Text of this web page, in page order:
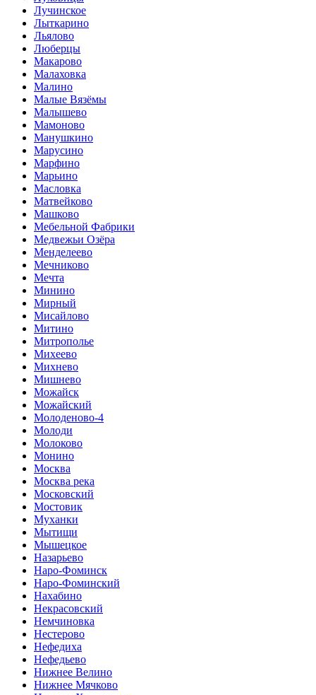
Лучинское
Лыткарино
Льялово
Люберцы
Макарово
Малаховка
Малино
Малые Вязёмы
Малышево
Мамоново
Манушкино
Марусино
Марфино
Марьино
Масловка
Матвейково
Машково
Мебельной Фабрики
Медвежьи Озёра
Менделеево
Мечниково
Мечта
Минино
Мирный
Мисайлово
Митино
Митрополье
Михеево
Михнево
Мишнево
Можайск
Можайский
Молоденово-4
Молоди
Молоково
Монино
Москва
Москва река
Московский
Мостовик
Муханки
Мытищи
Мышецкое
Назарьево
Наро-Фоминск
Наро-Фоминский
Нахабино
Некрасовский
Немчиновка
Нестерово
Нефедиха
Нефедьево
Нижнее Велино
Нижнее Мячково